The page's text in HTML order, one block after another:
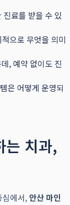
료를 받을 수 있
으로 무엇을 의미
, 예약 없이도 진
은 어떻게 운영되
는 치과,
심에서, 안산 마인